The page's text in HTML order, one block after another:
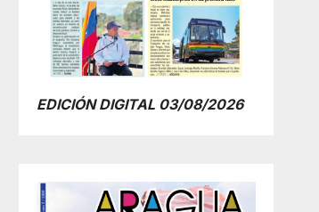
EDICIÓN DIGITAL 03/08/2026